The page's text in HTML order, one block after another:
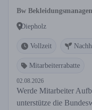
Bw
Diepholz
Vollzeit
Mitarbeiterrabatte
02.08.2026
Werde Mitarbeiter
unterstütze die